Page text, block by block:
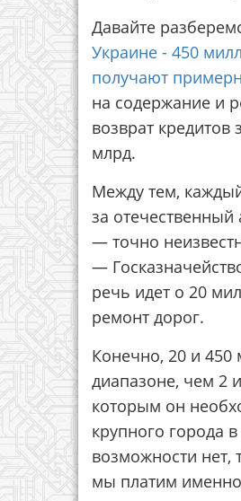
Давайте
Украине - 450
получают
на содержание и
возврат
млрд.
Между тем,
за
— точно
—
речь идет о 20
ремонт дорог.
Конечно, 20 и
диапазоне, чем 2
которым он
крупного города
возможности нет,
мы платим